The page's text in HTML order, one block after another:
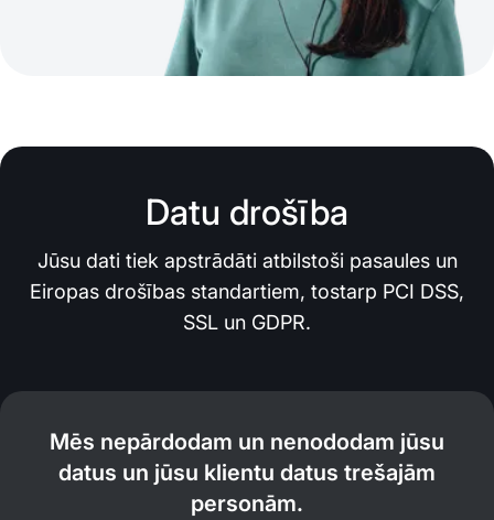
Datu drošība
Jūsu dati tiek apstrādāti atbilstoši pasaules un
Eiropas drošības standartiem, tostarp PCI DSS,
SSL un GDPR.
Mēs nepārdodam un nenododam jūsu
datus un jūsu klientu datus trešajām
personām.